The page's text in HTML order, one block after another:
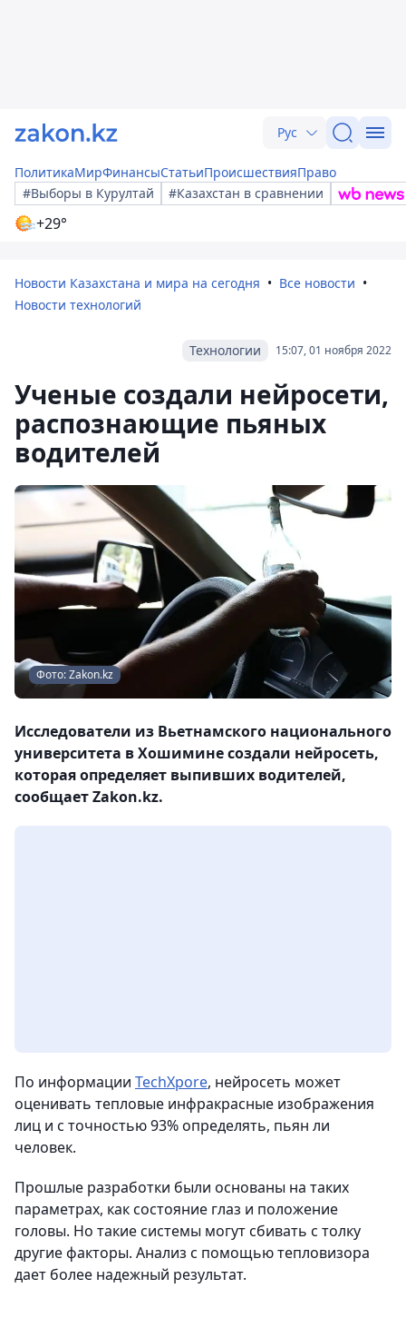
Рус
ПолитикаМирФинансыСтатьиПроисшествияПраво
#Выборы в Курултай
#Казахстан в сравнении
+29°
Новости Казахстана и мира на сегодня
Все новости
Новости технологий
15:07, 01 ноября 2022
Технологии
Ученые создали нейросети,
распознающие пьяных
водителей
Фото: Zakon.kz
Исследователи из Вьетнамского национального
университета в Хошимине создали нейросеть,
которая определяет выпивших водителей,
сообщает Zakon.kz.
По информации TechXpore, нейросеть может
оценивать тепловые инфракрасные изображения
лиц и с точностью 93% определять, пьян ли
человек.
Прошлые разработки были основаны на таких
параметрах, как состояние глаз и положение
головы. Но такие системы могут сбивать с толку
другие факторы. Анализ с помощью тепловизора
дает более надежный результат.